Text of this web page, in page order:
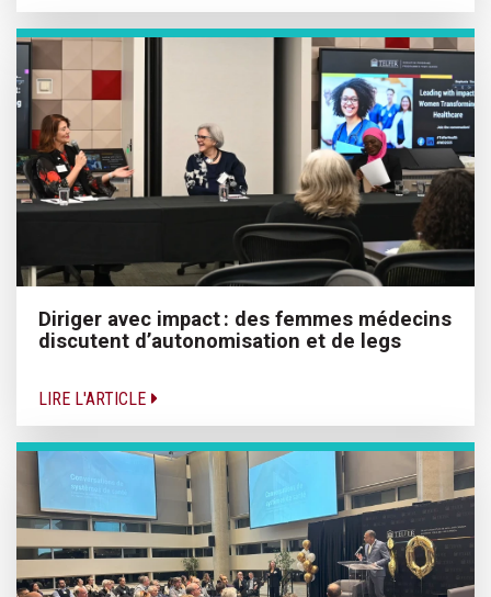
Diriger avec impact : des femmes médecins
discutent d’autonomisation et de legs
LIRE L'ARTICLE